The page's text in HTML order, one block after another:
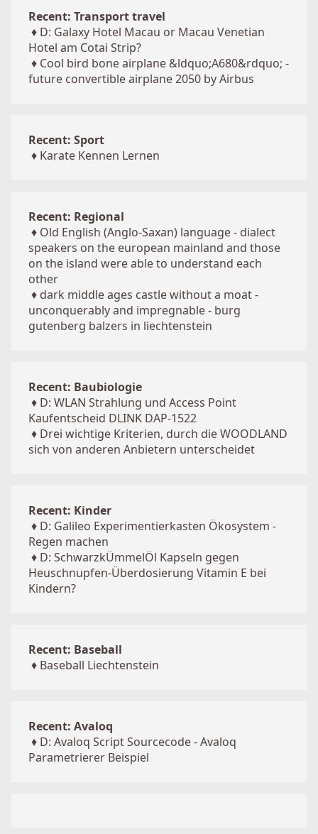
Recent: Transport travel
♦ D: Galaxy Hotel Macau or Macau Venetian
Hotel am Cotai Strip?
♦ Cool bird bone airplane &ldquo;A680&rdquo; -
future convertible airplane 2050 by Airbus
Recent: Sport
♦ Karate Kennen Lernen
Recent: Regional
♦ Old English (Anglo-Saxan) language - dialect
speakers on the european mainland and those
on the island were able to understand each
other
♦ dark middle ages castle without a moat -
unconquerably and impregnable - burg
gutenberg balzers in liechtenstein
Recent: Baubiologie
♦ D: WLAN Strahlung und Access Point
Kaufentscheid DLINK DAP-1522
♦ Drei wichtige Kriterien, durch die WOODLAND
sich von anderen Anbietern unterscheidet
Recent: Kinder
♦ D: Galileo Experimentierkasten Ökosystem -
Regen machen
♦ D: SchwarzkÜmmelÖl Kapseln gegen
Heuschnupfen-Überdosierung Vitamin E bei
Kindern?
Recent: Baseball
♦ Baseball Liechtenstein
Recent: Avaloq
♦ D: Avaloq Script Sourcecode - Avaloq
Parametrierer Beispiel